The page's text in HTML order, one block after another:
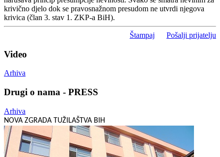
krivično djelo dok se pravosnažnom presudom ne utvrdi njegova
krivica (član 3. stav 1. ZKP-a BiH).
Štampaj Pošalji prijatelju
Video
Arhiva
Drugi o nama - PRESS
Arhiva
NOVA ZGRADA TUŽILAŠTVA BIH